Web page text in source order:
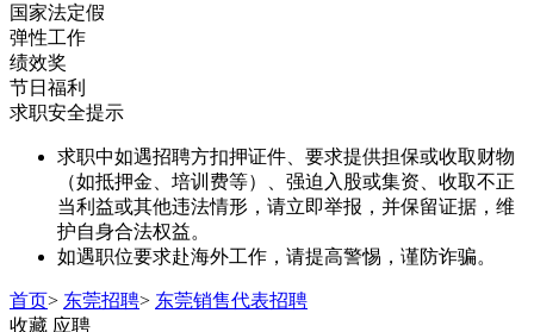
国家法定假
弹性工作
绩效奖
节日福利
求职安全提示
求职中如遇招聘方扣押证件、要求提供担保或收取财物
（如抵押金、培训费等）、强迫入股或集资、收取不正
当利益或其他违法情形，请立即举报，并保留证据，维
护自身合法权益。
如遇职位要求赴海外工作，请提高警惕，谨防诈骗。
首页> 东莞招聘> 东莞销售代表招聘
收藏 应聘